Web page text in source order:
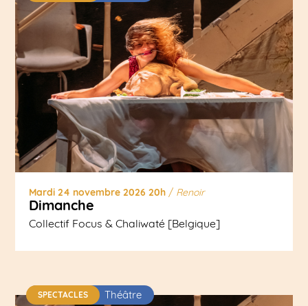
Mardi 24 novembre 2026 20h/ Renoir
Dimanche
Collectif Focus & Chaliwaté [Belgique]
SPECTACLES Théâtre